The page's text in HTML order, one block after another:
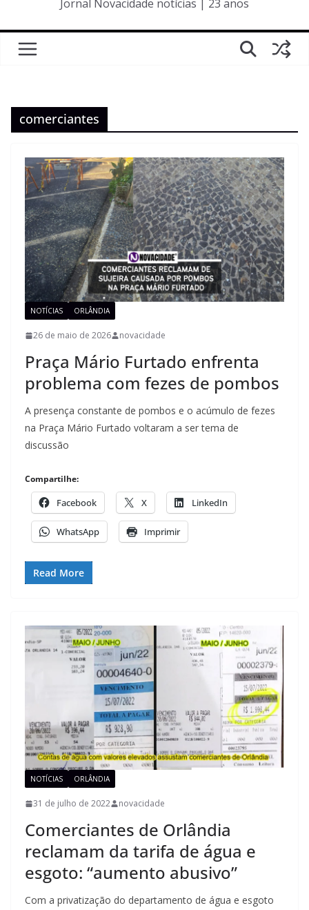
Jornal Novacidade notícias | 23 anos
comerciantes
NOTÍCIAS ORLÂNDIA
26 de maio de 2026 novacidade
Praça Mário Furtado enfrenta
problema com fezes de pombos
A presença constante de pombos e o acúmulo de fezes
na Praça Mário Furtado voltaram a ser tema de
discussão
Compartilhe:
Facebook X LinkedIn
WhatsApp Imprimir
Read More
NOTÍCIAS ORLÂNDIA
31 de julho de 2022 novacidade
Comerciantes de Orlândia
reclamam da tarifa de água e
esgoto: “aumento abusivo”
Com a privatização do departamento de água e esgoto